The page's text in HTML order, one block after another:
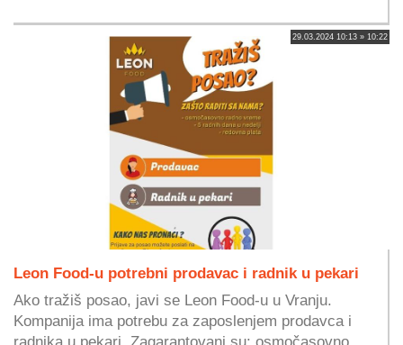
29.03.2024 10:13 » 10:22
Leon Food-u potrebni prodavac i radnik u pekari
Ako tražiš posao, javi se Leon Food-u u Vranju.
Kompanija ima potrebu za zaposlenjem prodavca i
radnika u pekari. Zagarantovani su: osmočasovno